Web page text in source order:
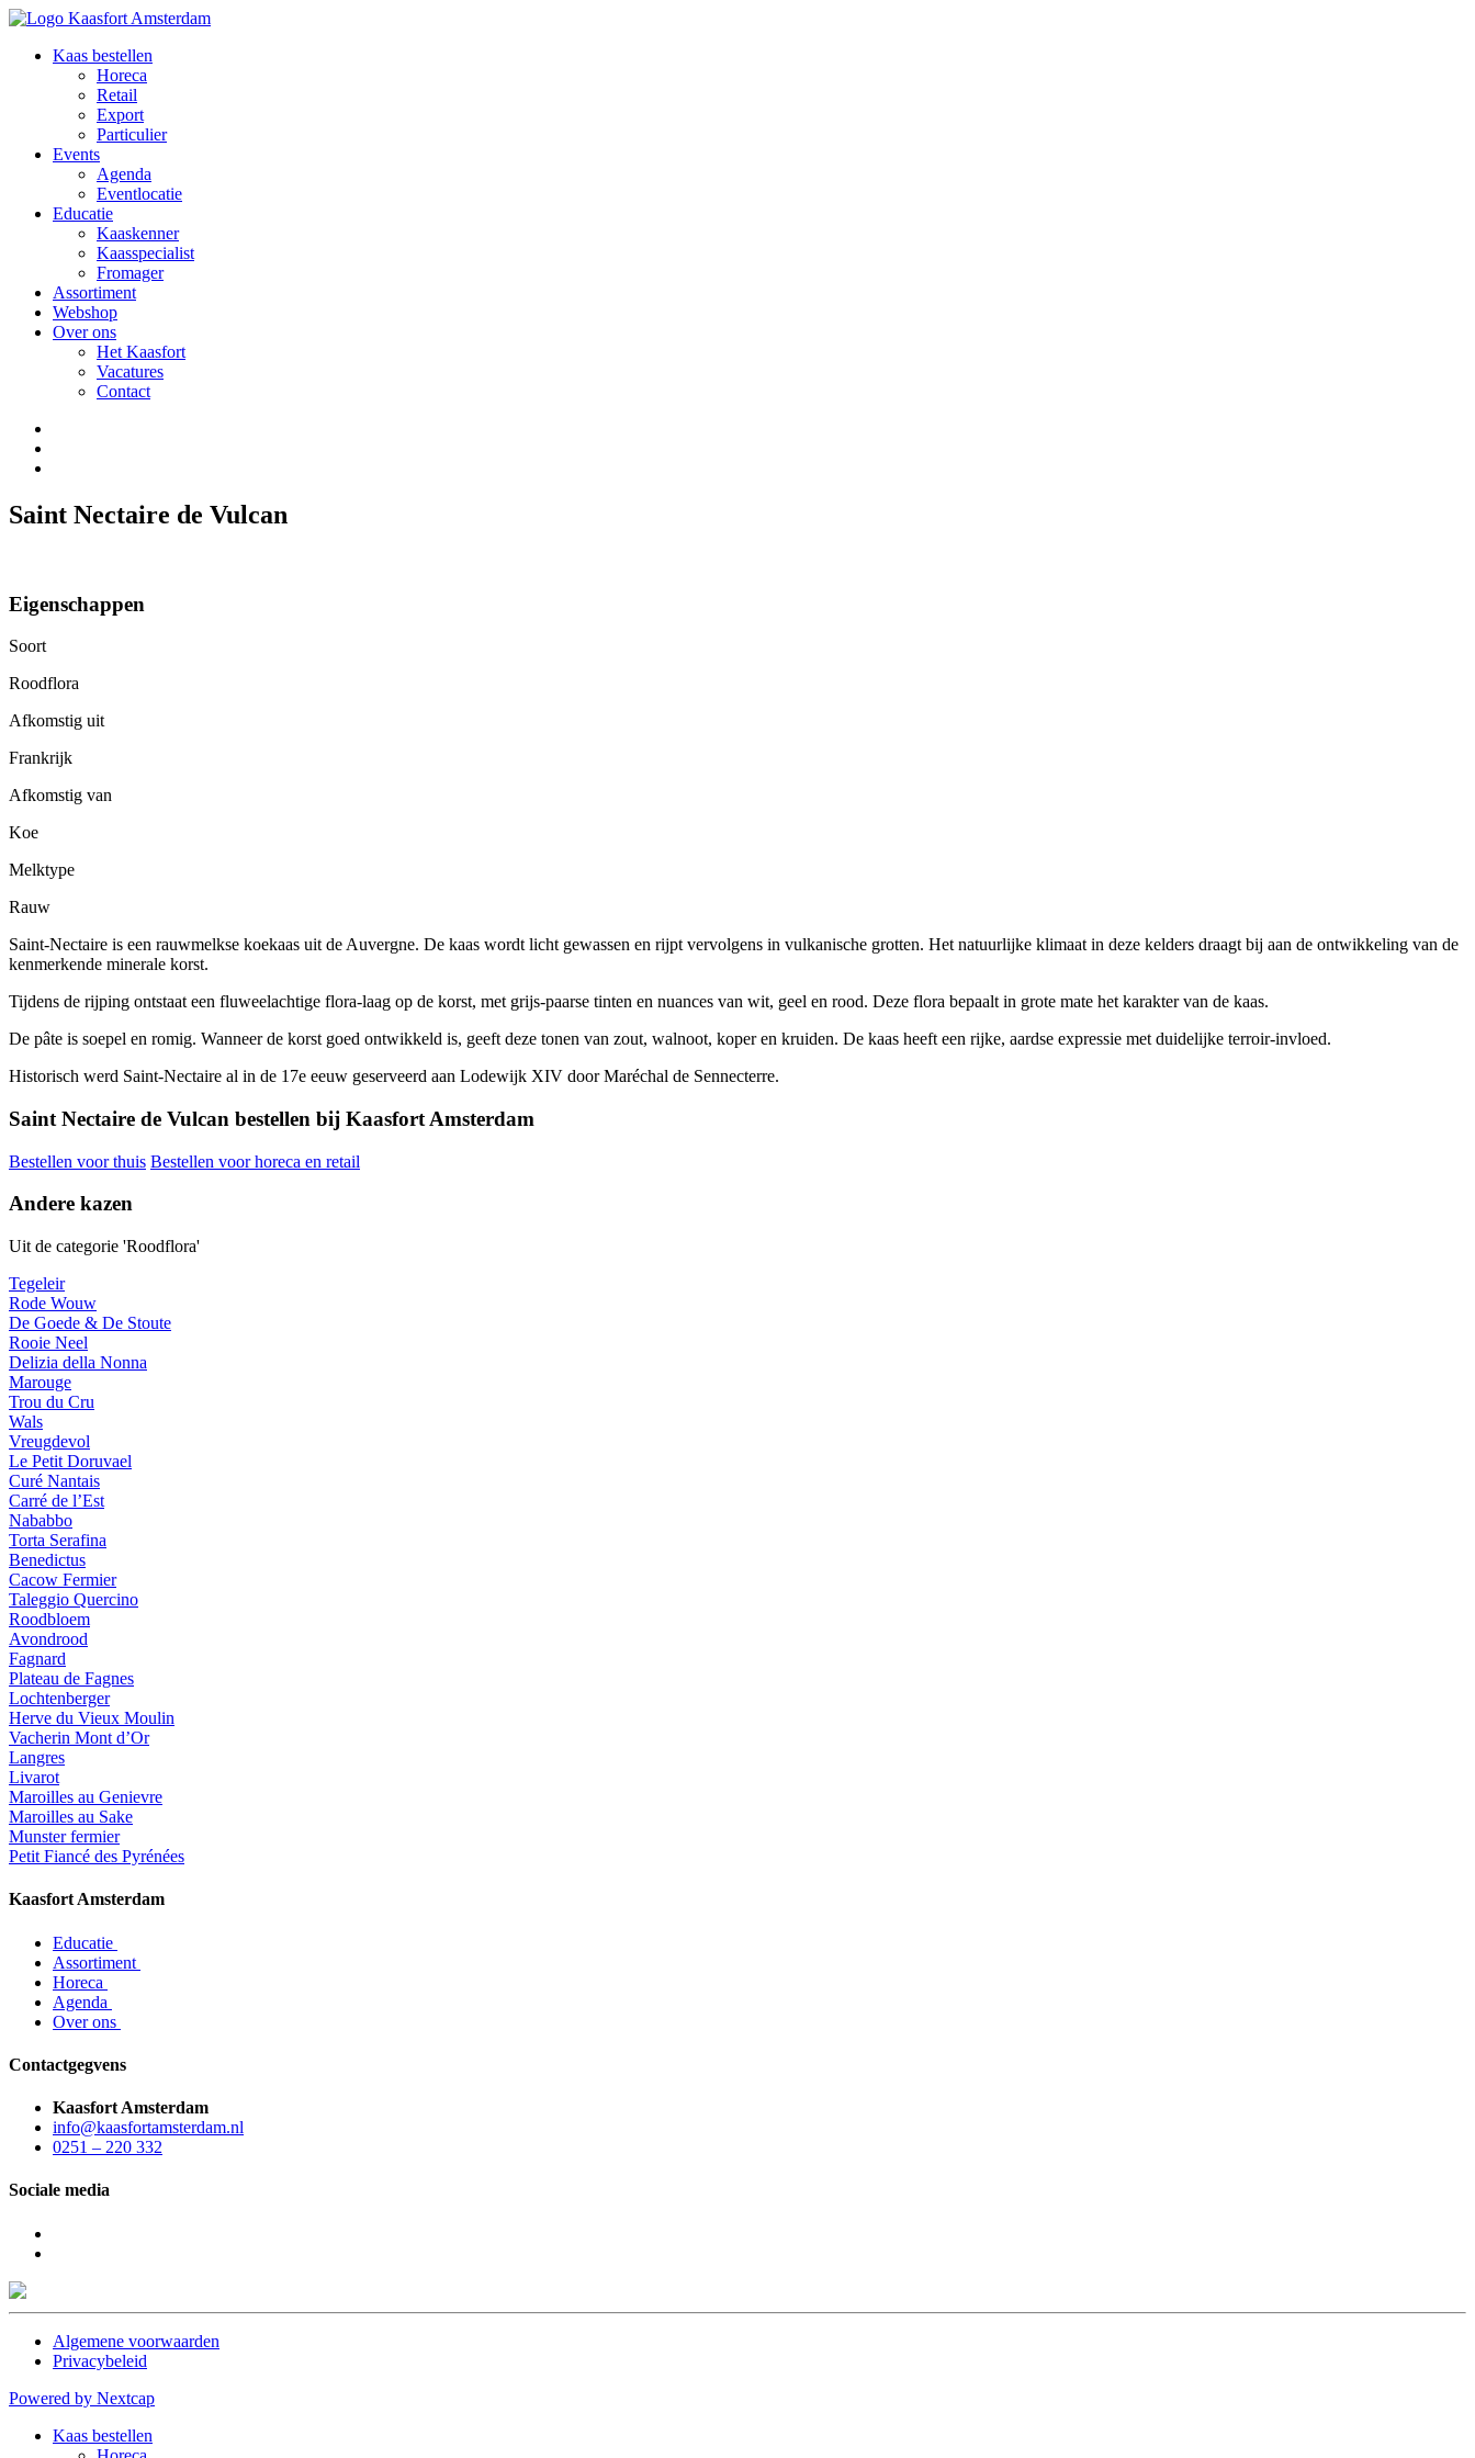
Kaas bestellen
Horeca
Retail
Export
Particulier
Events
Agenda
Eventlocatie
Educatie
Kaaskenner
Kaasspecialist
Fromager
Assortiment
Webshop
Over ons
Het Kaasfort
Vacatures
Contact
Saint Nectaire de Vulcan
Eigenschappen
Soort
Roodflora
Afkomstig uit
Frankrijk
Afkomstig van
Koe
Melktype
Rauw
Saint-Nectaire is een rauwmelkse koekaas uit de Auvergne. De kaas wordt licht gewassen en rijpt vervolgens in vulkanische grotten. Het natuurlijke klimaat in deze kelders draagt bij aan de ontwikkeling van de
kenmerkende minerale korst.
Tijdens de rijping ontstaat een fluweelachtige flora-laag op de korst, met grijs-paarse tinten en nuances van wit, geel en rood. Deze flora bepaalt in grote mate het karakter van de kaas.
De pâte is soepel en romig. Wanneer de korst goed ontwikkeld is, geeft deze tonen van zout, walnoot, koper en kruiden. De kaas heeft een rijke, aardse expressie met duidelijke terroir-invloed.
Historisch werd Saint-Nectaire al in de 17e eeuw geserveerd aan Lodewijk XIV door Maréchal de Sennecterre.
Saint Nectaire de Vulcan bestellen bij Kaasfort Amsterdam
Bestellen voor thuis Bestellen voor horeca en retail
Andere kazen
Uit de categorie 'Roodflora'
Tegeleir
Rode Wouw
De Goede & De Stoute
Rooie Neel
Delizia della Nonna
Marouge
Trou du Cru
Wals
Vreugdevol
Le Petit Doruvael
Curé Nantais
Carré de l’Est
Nababbo
Torta Serafina
Benedictus
Cacow Fermier
Taleggio Quercino
Roodbloem
Avondrood
Fagnard
Plateau de Fagnes
Lochtenberger
Herve du Vieux Moulin
Vacherin Mont d’Or
Langres
Livarot
Maroilles au Genievre
Maroilles au Sake
Munster fermier
Petit Fiancé des Pyrénées
Kaasfort Amsterdam
Educatie
Assortiment
Horeca
Agenda
Over ons
Contactgegvens
Kaasfort Amsterdam
info@kaasfortamsterdam.nl
0251 – 220 332
Sociale media
Algemene voorwaarden
Privacybeleid
Powered by Nextcap
Kaas bestellen